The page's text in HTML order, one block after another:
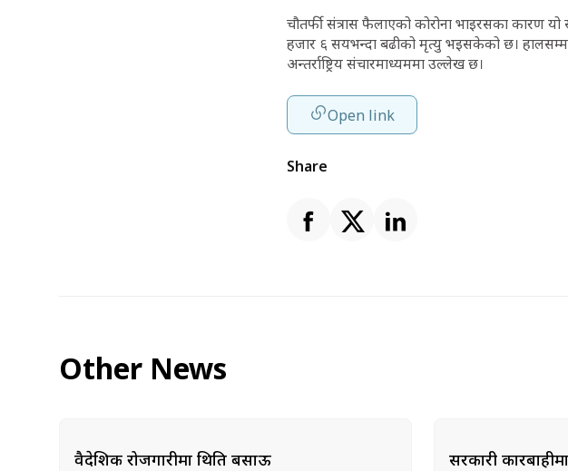
चौतर्फी संत्रास फैलाएको कोरोना भाइरसका कारण
हजार ६ सयभन्दा बढीको मृत्यु भइसकेको छ।
अन्तर्राष्ट्रिय संचारमाध्यममा उल्लेख छ।
Open link
Share
Other News
वैदेशिक रोजगारीमा थिति बसाऊ सरकारी